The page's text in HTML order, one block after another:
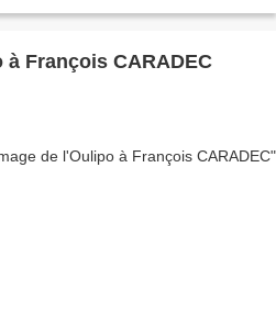
François CARADEC